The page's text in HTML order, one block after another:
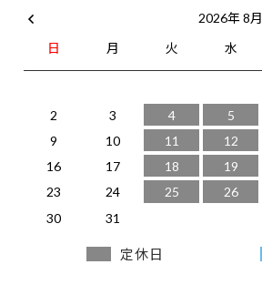
2026年 8月
日
月 火 水
2
3 4 5
9
10 11 12
16
17 18 19
23
24 25 26
30
31
定休日